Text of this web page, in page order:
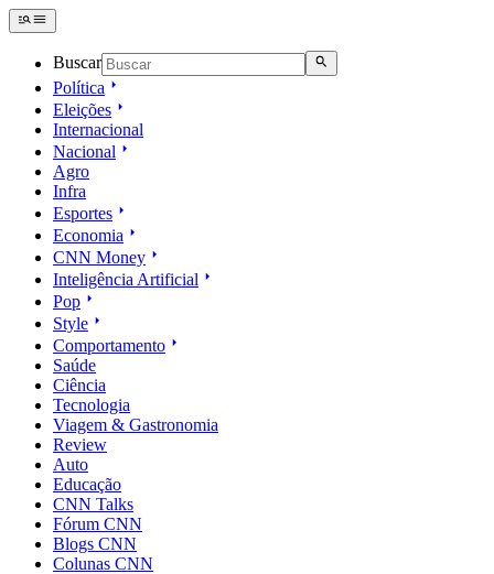
Buscar
Política
Eleições
Internacional
Nacional
Agro
Infra
Esportes
Economia
CNN Money
Inteligência Artificial
Pop
Style
Comportamento
Saúde
Ciência
Tecnologia
Viagem & Gastronomia
Review
Auto
Educação
CNN Talks
Fórum CNN
Blogs CNN
Colunas CNN